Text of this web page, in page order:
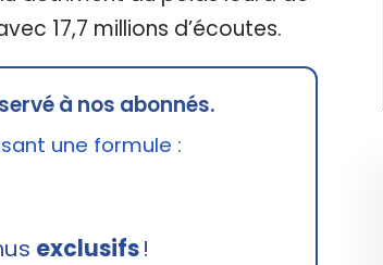
17,7 millions d’écoutes.
à nos abonnés.
une formule :
exclusifs!